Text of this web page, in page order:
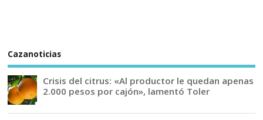
Cazanoticias
Crisis del citrus: «Al productor le quedan apenas
2.000 pesos por cajón», lamentó Toler